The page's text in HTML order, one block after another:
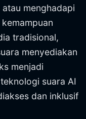
menghadapi
tradisional,
menyediakan
menjadi
suara AI
dan inklusif